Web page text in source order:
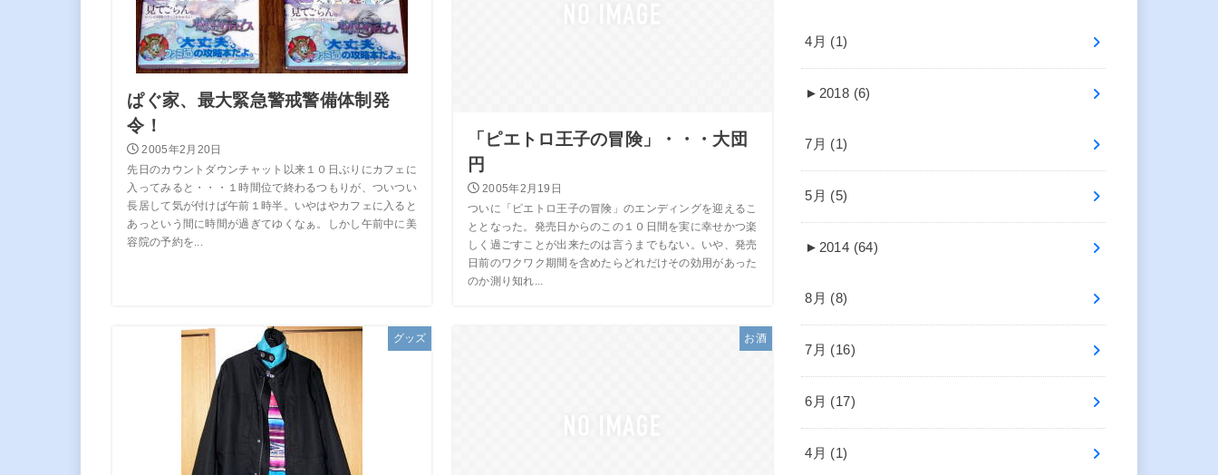
ぱぐ家、最大緊急警戒警備体制発
令！
2005年2月20日
先日のカウントダウンチャット以来１０日ぶりにカフェに
入ってみると・・・１時間位で終わるつもりが、ついつい
長居して気が付けば午前１時半。いやはやカフェに入ると
あっという間に時間が過ぎてゆくなぁ。しかし午前中に美
容院の予約を...
「ピエトロ王子の冒険」・・・大団
円
2005年2月19日
ついに「ピエトロ王子の冒険」のエンディングを迎えるこ
ととなった。発売日からのこの１０日間を実に幸せかつ楽
しく過ごすことが出来たのは言うまでもない。いや、発売
日前のワクワク期間を含めたらどれだけその効用があった
のか測り知れ...
グッズ お酒
4月 (1)
► 2018 (6)
7月 (1)
5月 (5)
► 2014 (64)
8月 (8)
7月 (16)
6月 (17)
4月 (1)